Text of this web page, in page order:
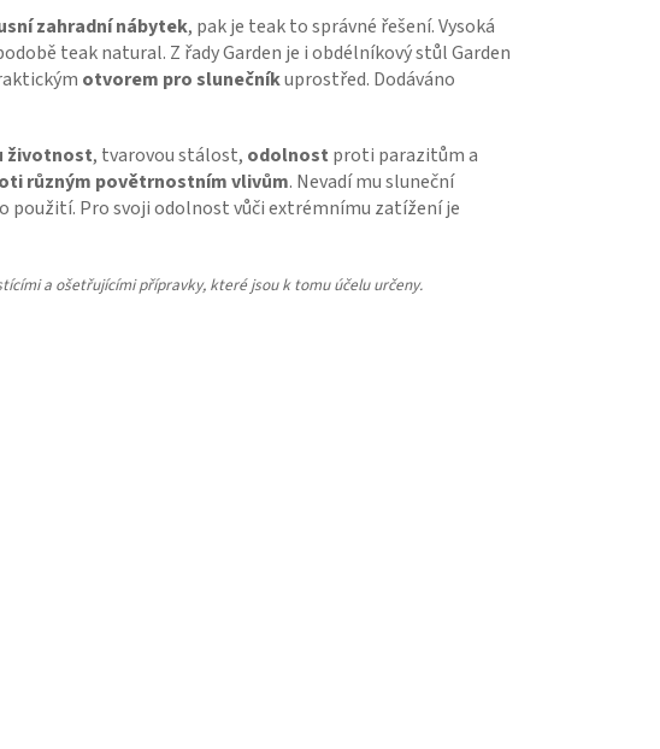
zahradní nábytek, pak je teak to správné řešení. Vysoká
teak natural. Z řady Garden je i obdélníkový stůl Garden
otvorem pro slunečníkuprostřed. Dodáváno
životnost, tvarovou stálost, odolnost proti parazitům a
různým povětrnostním vlivům. Nevadí mu sluneční
použití. Pro svoji odolnost vůči extrémnímu zatížení je
a ošetřujícími přípravky, které jsou k tomu účelu určeny.